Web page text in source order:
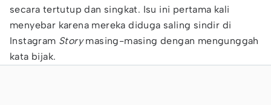
secara tertutup dan singkat. Isu ini pertama kali
menyebar karena mereka diduga saling sindir di
Instagram Storymasing-masing dengan mengunggah
kata bijak.